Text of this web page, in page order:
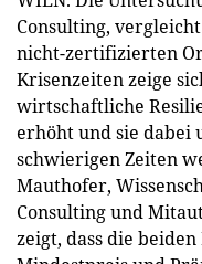
Consulting,
nicht-zertifizierten
Krisenzeiten zeige
wirtschaftliche
erhöht und sie dabei
schwierigen Zeiten
Mauthofer,
Consulting und
zeigt, dass die